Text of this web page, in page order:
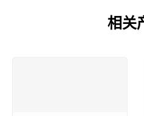
相关